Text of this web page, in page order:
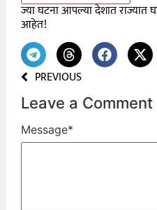
ज्या घटना आपल्या देशात राज्यात
आहेत!
PREVIOUS
Leave a Comment
Message*